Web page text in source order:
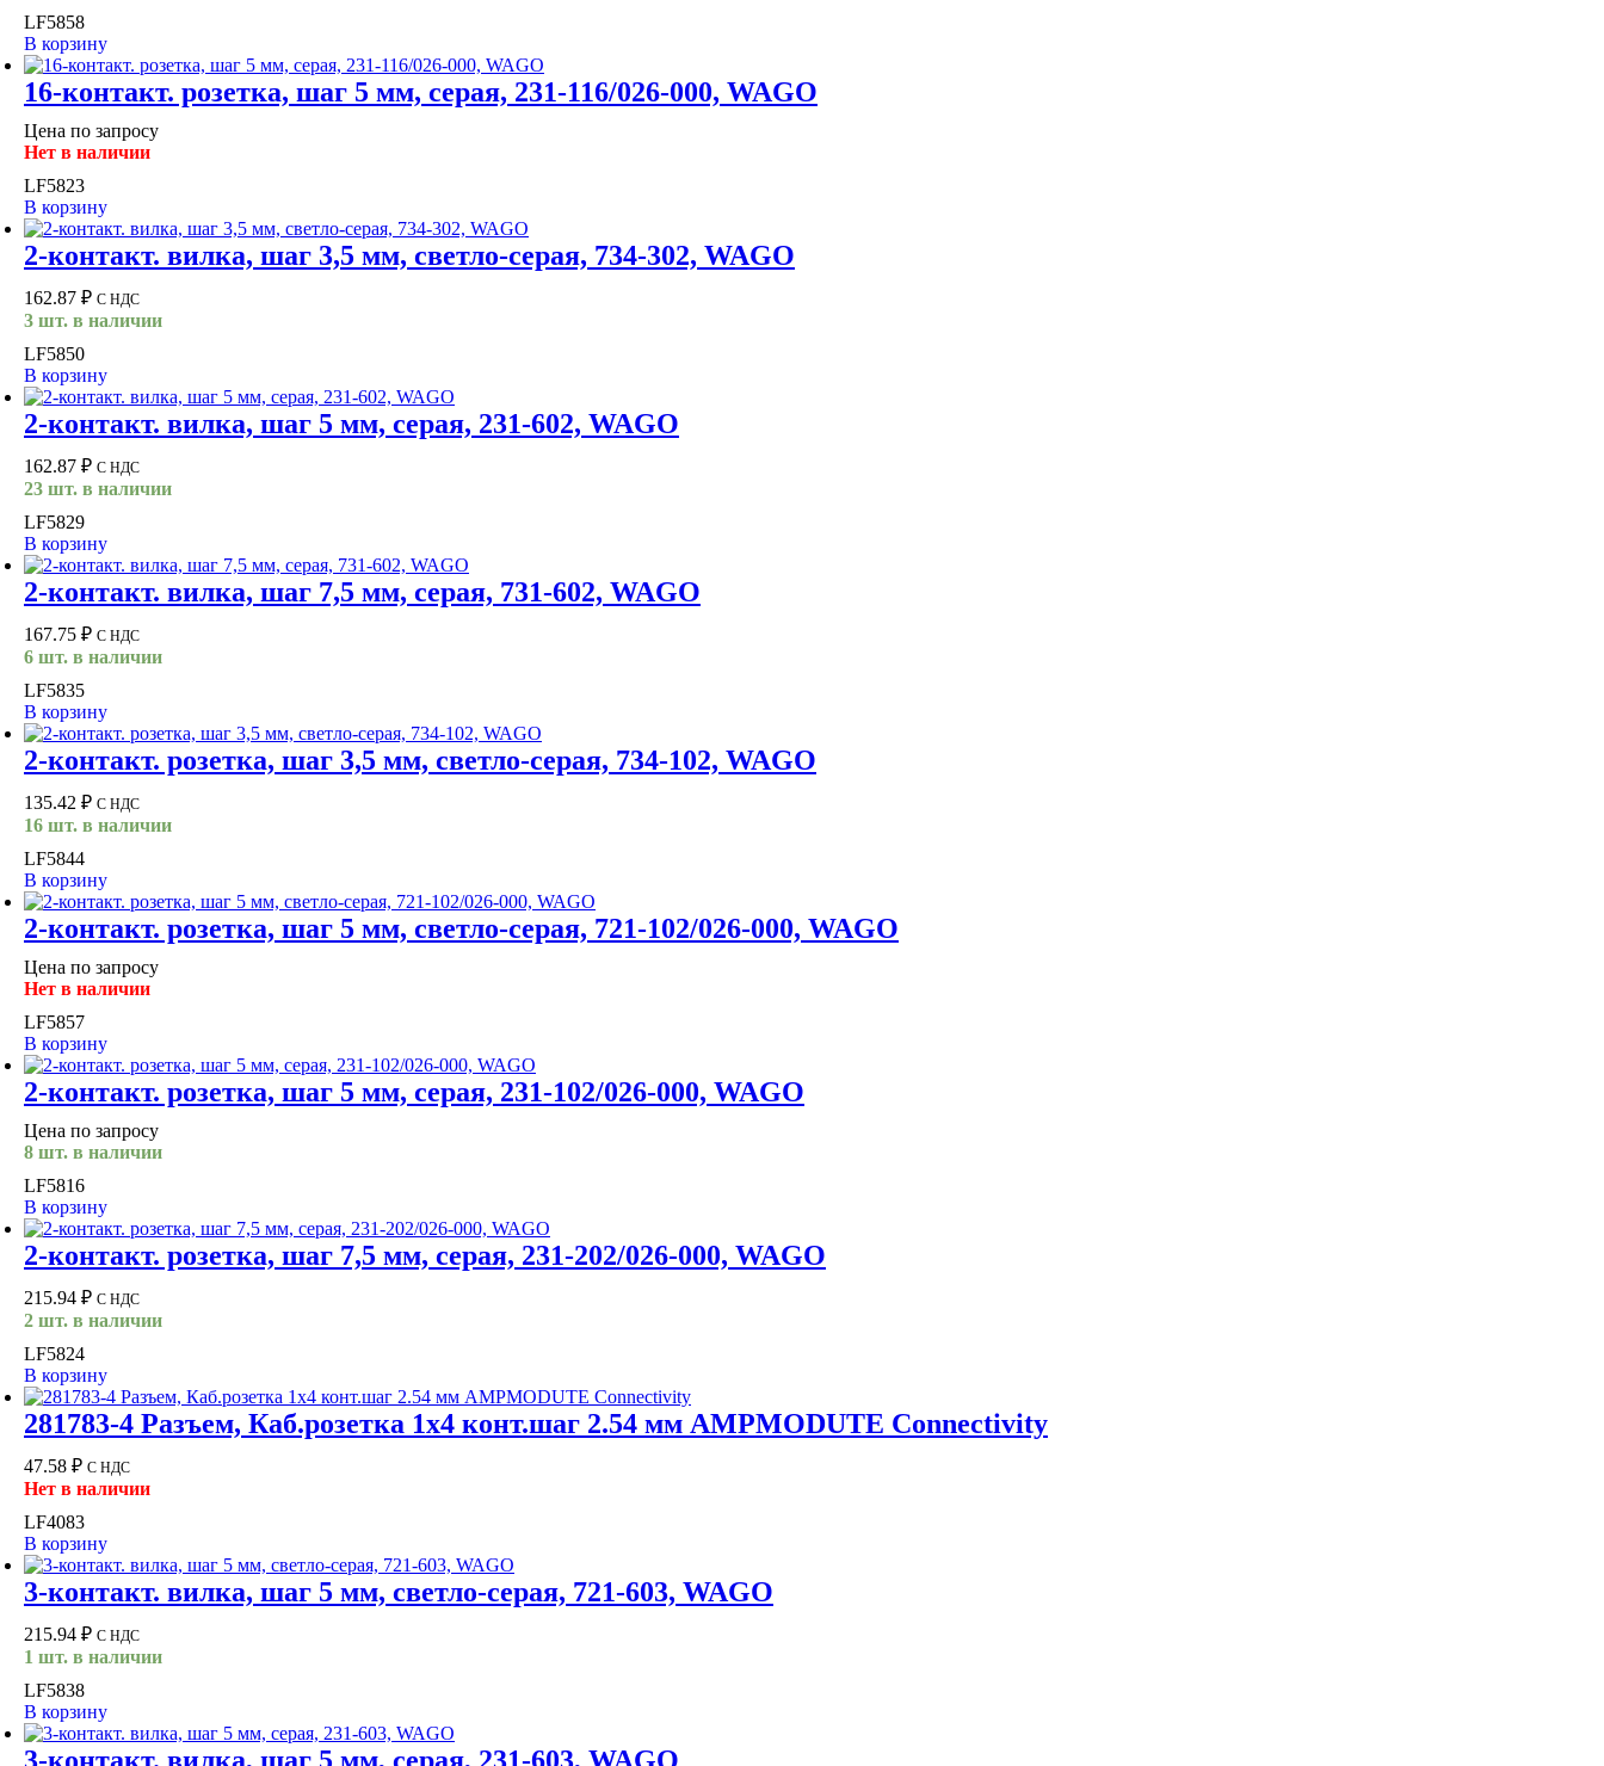
LF5858
В корзину
16-контакт. розетка, шаг 5 мм, серая, 231-116/026-000, WAGO
Цена по запросу
Нет в наличии
LF5823
В корзину
2-контакт. вилка, шаг 3,5 мм, светло-серая, 734-302, WAGO
162.87 ₽ С НДС
3 шт. в наличии
LF5850
В корзину
2-контакт. вилка, шаг 5 мм, серая, 231-602, WAGO
162.87 ₽ С НДС
23 шт. в наличии
LF5829
В корзину
2-контакт. вилка, шаг 7,5 мм, серая, 731-602, WAGO
167.75 ₽ С НДС
6 шт. в наличии
LF5835
В корзину
2-контакт. розетка, шаг 3,5 мм, светло-серая, 734-102, WAGO
135.42 ₽ С НДС
16 шт. в наличии
LF5844
В корзину
2-контакт. розетка, шаг 5 мм, светло-серая, 721-102/026-000, WAGO
Цена по запросу
Нет в наличии
LF5857
В корзину
2-контакт. розетка, шаг 5 мм, серая, 231-102/026-000, WAGO
Цена по запросу
8 шт. в наличии
LF5816
В корзину
2-контакт. розетка, шаг 7,5 мм, серая, 231-202/026-000, WAGO
215.94 ₽ С НДС
2 шт. в наличии
LF5824
В корзину
281783-4 Разъем, Каб.розетка 1х4 конт.шаг 2.54 мм AMPMODUTE Connectivity
47.58 ₽ С НДС
Нет в наличии
LF4083
В корзину
3-контакт. вилка, шаг 5 мм, светло-серая, 721-603, WAGO
215.94 ₽ С НДС
1 шт. в наличии
LF5838
В корзину